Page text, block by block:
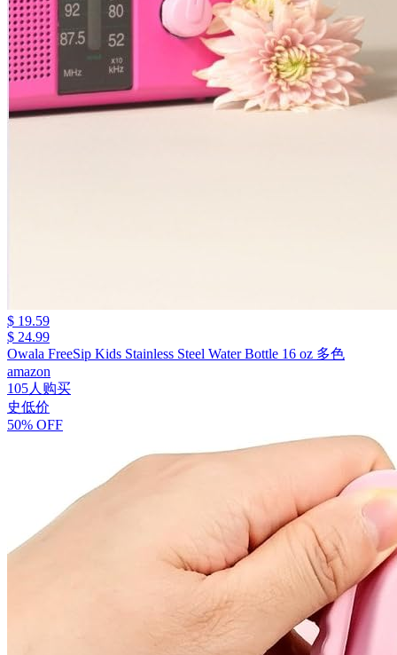
$ 19.59
$ 24.99
Owala FreeSip Kids Stainless Steel Water Bottle 16 oz 多色
amazon
105人购买
史低价
50% OFF